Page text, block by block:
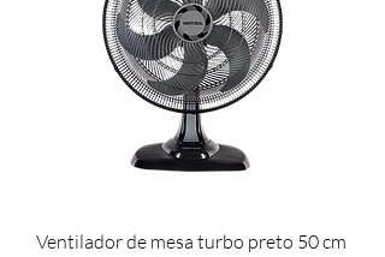
Ventilador de mesa turbo preto 50 cm